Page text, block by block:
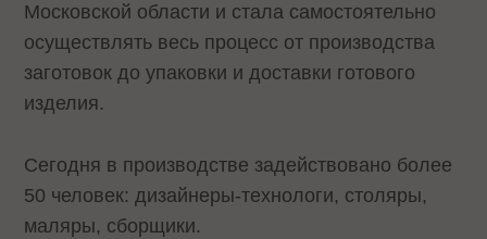
Московской области и стала самостоятельно
осуществлять весь процесс от производства
заготовок до упаковки и доставки готового
изделия.
Сегодня в производстве задействовано более
50 человек: дизайнеры-технологи, столяры,
маляры, сборщики.